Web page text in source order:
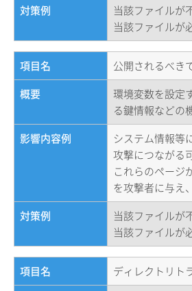
対策例
当該ファイルが
当該ファイルが
項目名
公開されるべき
概要
環境変数を設定
る鍵情報などの
影響内容例
システム情報等
攻撃につながる
これらのページ
を攻撃者に与え
対策例
当該ファイルが
当該ファイルが
項目名
ディレクトリト